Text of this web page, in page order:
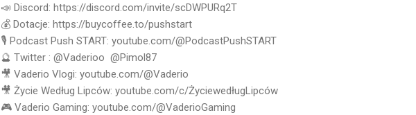
📣 Discord: https://discord.com/invite/scDWPURq2T
💰 Dotacje: https://buycoffee.to/pushstart
🎙 Podcast Push START: youtube.com/@PodcastPushSTART
🔮 Twitter : @Vaderioo  @Pimol87
🎥 Vaderio Vlogi: youtube.com/@Vaderio
🎥 Życie Według Lipców: youtube.com/c/ŻyciewedługLipców
🎮 Vaderio Gaming: youtube.com/@VaderioGaming